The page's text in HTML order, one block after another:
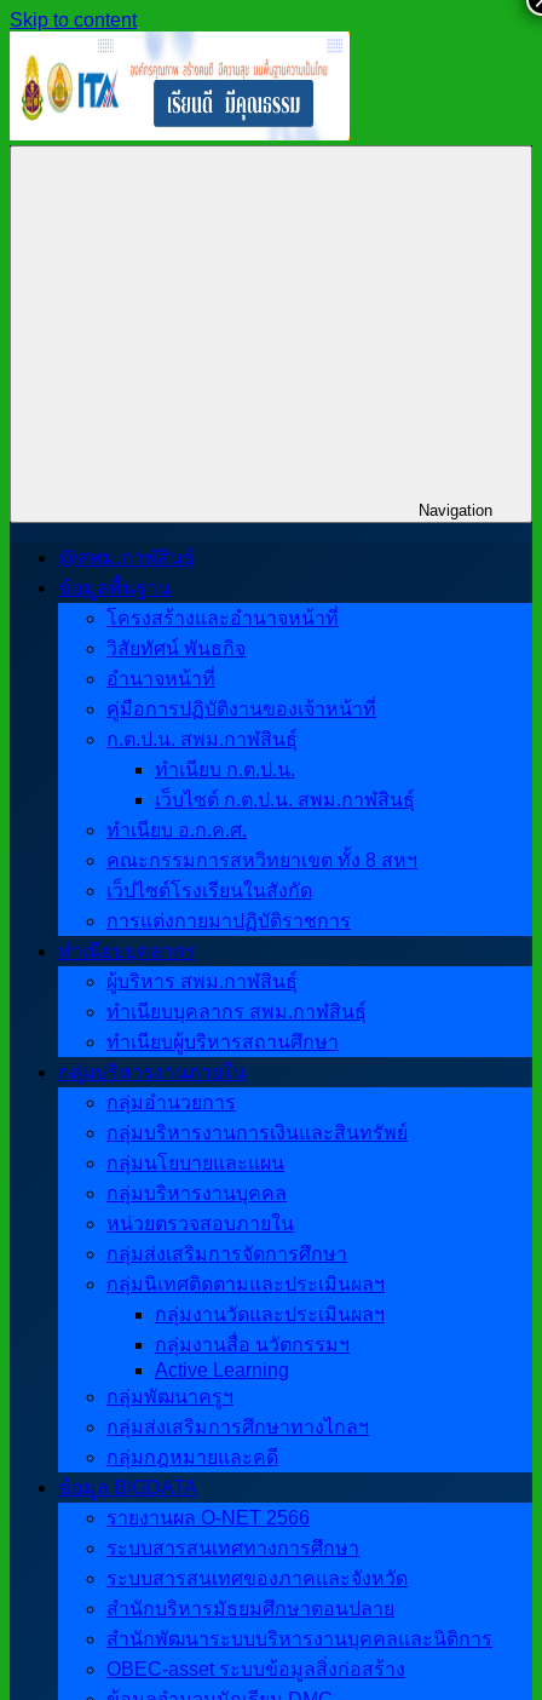
Skip to content
Navigation
@สพม.กาฬสินธุ์
ข้อมูลพื้นฐาน
โครงสร้างและอำนาจหน้าที่
วิสัยทัศน์ พันธกิจ
อำนาจหน้าที่
คู่มือการปฏิบัติงานของเจ้าหน้าที่
ก.ต.ป.น. สพม.กาฬสินธุ์
ทำเนียบ ก.ต.ป.น.
เว็บไซต์ ก.ต.ป.น. สพม.กาฬสินธุ์
ทำเนียบ อ.ก.ค.ศ.
คณะกรรมการสหวิทยาเขต ทั้ง 8 สหฯ
เว็ปไซต์โรงเรียนในสังกัด
การแต่งกายมาปฏิบัติราชการ
ทำเนียบบุคลากร
ผู้บริหาร สพม.กาฬสินธุ์
ทำเนียบบุคลากร สพม.กาฬสินธุ์
ทำเนียบผู้บริหารสถานศึกษา
กลุ่มบริหารงานภายใน
กลุ่มอำนวยการ
กลุ่มบริหารงานการเงินและสินทรัพย์
กลุ่มนโยบายและแผน
กลุ่มบริหารงานบุคคล
หน่วยตรวจสอบภายใน
กลุ่มส่งเสริมการจัดการศึกษา
กลุ่มนิเทศติดตามและประเมินผลฯ
กลุ่มงานวัดและประเมินผลฯ
กลุ่มงานสื่อ นวัตกรรมฯ
Active Learning
กลุ่มพัฒนาครูฯ
กลุ่มส่งเสริมการศึกษาทางไกลฯ
กลุ่มกฎหมายและคดี
ข้อมูล BIGDATA
รายงานผล O-NET 2566
ระบบสารสนเทศทางการศึกษา
ระบบสารสนเทศของภาคและจังหวัด
สำนักบริหารมัธยมศึกษาตอนปลาย
สำนักพัฒนาระบบบริหารงานบุคคลและนิติการ
OBEC-asset ระบบข้อมูลสิ่งก่อสร้าง